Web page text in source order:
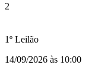
2
1º Leilão
14/09/2026 às 10:00